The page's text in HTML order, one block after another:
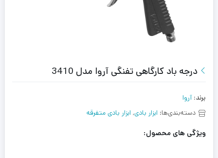
درجه باد کارگاهی تفنگی آروا مدل 3410
برند: آروا
دسته‌بندی‌ها: ابزار بادی, ابزار بادی متفرقه
ویژگی های محصول: